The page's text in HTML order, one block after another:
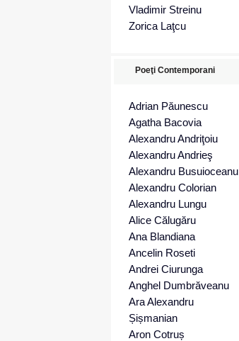
Vladimir Streinu
Zorica Laţcu
Poeţi Contemporani
Adrian Păunescu
Agatha Bacovia
Alexandru Andriţoiu
Alexandru Andrieş
Alexandru Busuioceanu
Alexandru Colorian
Alexandru Lungu
Alice Călugăru
Ana Blandiana
Ancelin Roseti
Andrei Ciurunga
Anghel Dumbrăveanu
Ara Alexandru
Șișmanian
Aron Cotruș